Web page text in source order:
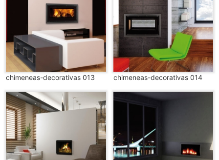
chimeneas-decorativas 013 chimeneas-decorativas 014